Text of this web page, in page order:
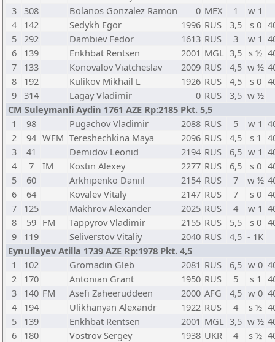
3 308 Bolanos Gonzalez Ramon 0 MEX 1
w 1
4
142 Sedykh Egor 1996 RUS 3,5 s 0
5 292 Dambiev Fedor 1613 RUS 3 w 1
6
139 Enkhbat Rentsen 2001 MGL 3,5 s ½
7
133 Konovalov Viatcheslav 2009 RUS 4,5 w ½
8
192 Kulikov Mikhail L 1926 RUS 4,5 s 0
9 314 Lagay Vladimir 0 RUS 3,5 w ½
CM Suleymanli Aydin 1761 AZE Rp:2185 Pkt. 5,5
1
98 Pugachov Vladimir 2088 RUS 5 w 1
2
94 WFM Tereshechkina Maya 2096 RUS 4,5 s 1
3
41 Demidov Leonid 2194 RUS 6,5 w 1
4
7 IM Kostin Alexey 2277 RUS 6,5 s 0
5
60 Arkhipenko Daniil 2154 RUS 7 w ½
6
64 Kovalev Vitaly 2147 RUS 7 s 0
7
125 Makhrov Alexander 2025 RUS 4 w 1
8
59 FM Tappyrov Vladimir 2155 RUS 5,5 s 0
9
119 Seliverstov Vitaliy 2040 RUS 4,5 - 1K
Eynullayev Atilla 1739 AZE Rp:1978 Pkt. 4,5
1
102 Gromadin Gleb 2081 RUS 6,5 w 0
2
170 Antonian Grant 1950 RUS 5 s 1
3
140 FM Asefi Zaheeruddeen 2000 AFG 4,5 w 0
4
194 Ulikhanyan Alexandr 1922 RUS 4 s ½
5
139 Enkhbat Rentsen 2001 MGL 3,5 w ½
6
180 Vostrov Sergey 1938 UKR 4 s ½